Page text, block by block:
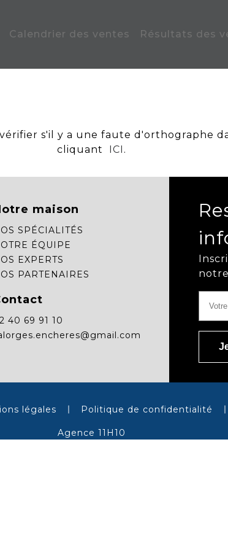
Calendrier des ventes Résultats des
s'il y a une faute d'orthographe
cliquant
ICI .
maison
SPÉCIALITÉS
ÉQUIPE
EXPERTS
PARTENAIRES
40 69 91 10
légales Politique de confidentialité
Agence 11H10